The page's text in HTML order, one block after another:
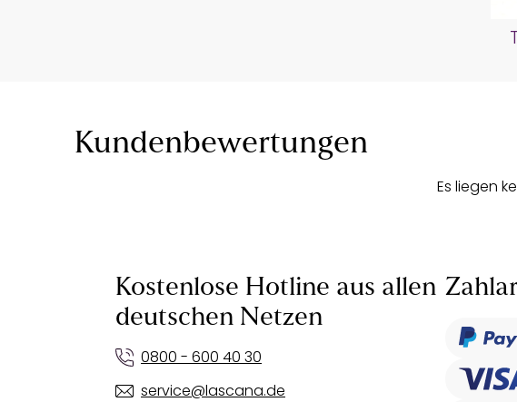
Kundenbewertungen
Es liegen
Kostenlose Hotline aus allen
deutschen Netzen
0800 - 600 40 30
service@lascana.de